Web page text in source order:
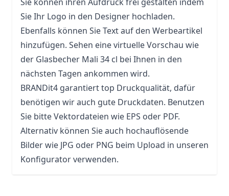
Sie Ihr Logo in den Designer hochladen.
Ebenfalls können Sie Text auf den Werbeartikel
hinzufügen. Sehen eine virtuelle Vorschau wie
der Glasbecher Mali 34 cl bei Ihnen in den
nächsten Tagen ankommen wird.
BRANDit4 garantiert top Druckqualität, dafür
benötigen wir auch gute Druckdaten. Benutzen
Sie bitte Vektordateien wie EPS oder PDF.
Alternativ können Sie auch hochauflösende
Bilder wie JPG oder PNG beim Upload in unseren
Konfigurator verwenden.